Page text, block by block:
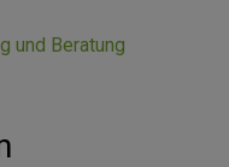
und Beratung